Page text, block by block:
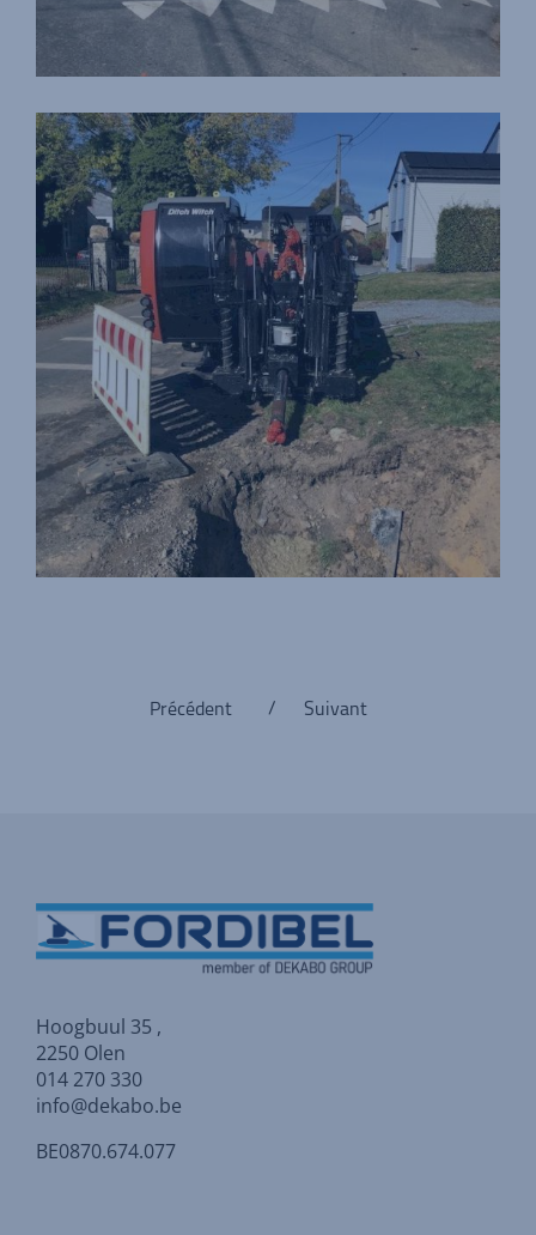
Précédent Suivant
/
Hoogbuul 35 ,
2250 Olen
014 270 330
info@dekabo.be
BE0870.674.077